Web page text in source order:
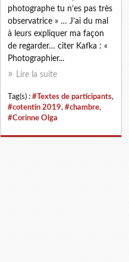
photographe tu n’es pas très
observatrice » … J’ai du mal
à leurs expliquer ma façon
de regarder… citer Kafka : «
Photographier...
Lire la suite
Tag(s) : #Textes de participants,
#cotentin 2019, #chambre,
#Corinne Olga